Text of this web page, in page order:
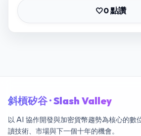
🤍0 點讚
斜槓矽谷 · Slash Valley
以 AI 協作開發與加密貨幣趨勢為核心的數
讀技術、市場與下一個十年的機會。